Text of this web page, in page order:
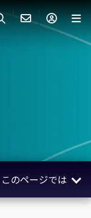
このページでは
概要